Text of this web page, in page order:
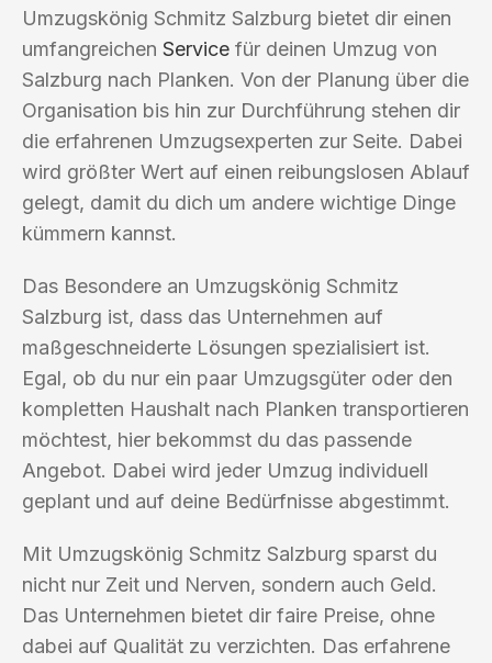
Umzugskönig Schmitz Salzburg bietet dir einen
umfangreichen Service für deinen Umzug von
Salzburg nach Planken. Von der Planung über die
Organisation bis hin zur Durchführung stehen dir
die erfahrenen Umzugsexperten zur Seite. Dabei
wird größter Wert auf einen reibungslosen Ablauf
gelegt, damit du dich um andere wichtige Dinge
kümmern kannst.
Das Besondere an Umzugskönig Schmitz
Salzburg ist, dass das Unternehmen auf
maßgeschneiderte Lösungen spezialisiert ist.
Egal, ob du nur ein paar Umzugsgüter oder den
kompletten Haushalt nach Planken transportieren
möchtest, hier bekommst du das passende
Angebot. Dabei wird jeder Umzug individuell
geplant und auf deine Bedürfnisse abgestimmt.
Mit Umzugskönig Schmitz Salzburg sparst du
nicht nur Zeit und Nerven, sondern auch Geld.
Das Unternehmen bietet dir faire Preise, ohne
dabei auf Qualität zu verzichten. Das erfahrene